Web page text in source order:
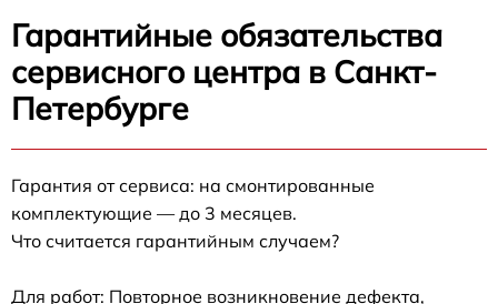
Гарантийные обязательства
сервисного центра в Санкт-
Петербурге
Гарантия от сервиса: на смонтированные
комплектующие — до 3 месяцев.
Что считается гарантийным случаем?
Для работ: Повторное возникновение дефекта,